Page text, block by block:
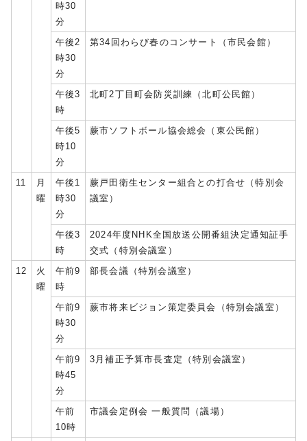
時30
分
午後2
時30
分
第34回わらび春のコンサート（市民会館）
午後3
時
北町2丁目町会防災訓練（北町公民館）
午後5
時10
分
蕨市ソフトボール協会総会（東公民館）
11
月
曜
午後1
時30
分
蕨戸田衛生センター組合との打合せ（特別会
議室）
午後3
時
2024年度NHK全国放送公開番組決定通知証手
交式（特別会議室）
12
火
曜
午前9
時
部長会議（特別会議室）
午前9
時30
分
蕨市将来ビジョン策定委員会（特別会議室）
午前9
時45
分
3月補正予算市長査定（特別会議室）
午前
10時
市議会定例会 一般質問（議場）